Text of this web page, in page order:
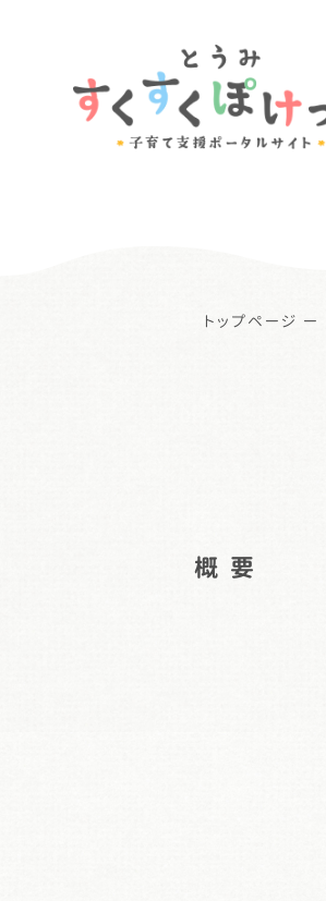
トップページ ー
概 要